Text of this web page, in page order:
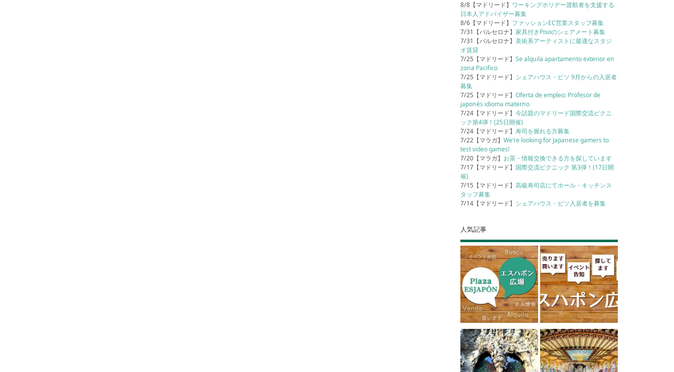
8/8【マドリード】 ワーキングホリデー渡航者を支援する
日本人アドバイザー募集
8/6【マドリード】 ファッションEC営業スタッフ募集
7/31【バルセロナ】家具付きPisoのシェアメート募集
7/31【バルセロナ】美術系アーティストに最適なスタジ
オ賃貸
7/25【マドリード】Se alquila apartamento exterior en
zona Pacifico
7/25【マドリード】 シェアハウス・ピソ 9月からの入居者
募集
7/25【マドリード】Oferta de empleo: Profesor de
japonés idioma materno
7/24【マドリード】今話題のマドリード国際交流ピクニ
ック第4弾！(25日開催)
7/24【マドリード】寿司を握れる方募集
7/22【マラガ】We’re looking for Japanese gamers to
test video games!
7/20【マラガ】 お茶・情報交換できる方を探しています
7/17【マドリード】 国際交流ピクニック 第3弾！(17日開
催)
7/15【マドリード】高級寿司店にてホール・キッチンス
タッフ募集
7/14【マドリード】 シェアハウス・ピソ入居者を募集
人気記事